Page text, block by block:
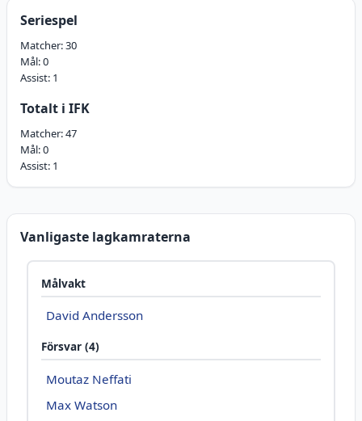
Seriespel
Matcher:30
Mål:0
Assist: 1
Totalt i IFK
Matcher:47
Mål:0
Assist: 1
Vanligaste lagkamraterna
Målvakt
David Andersson
Försvar (4)
Moutaz Neffati
Max Watson